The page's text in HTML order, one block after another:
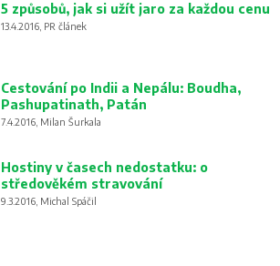
5 způsobů, jak si užít jaro za každou cenu
13.4.2016, PR článek
Cestování po Indii a Nepálu: Boudha,
Pashupatinath, Patán
7.4.2016, Milan Šurkala
Hostiny v časech nedostatku: o
středověkém stravování
9.3.2016, Michal Spáčil